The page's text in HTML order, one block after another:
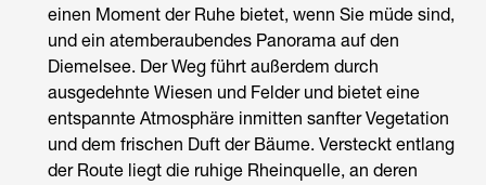
einen Moment der Ruhe bietet, wenn Sie müde sind,
und ein atemberaubendes Panorama auf den
Diemelsee. Der Weg führt außerdem durch
ausgedehnte Wiesen und Felder und bietet eine
entspannte Atmosphäre inmitten sanfter Vegetation
und dem frischen Duft der Bäume. Versteckt entlang
der Route liegt die ruhige Rheinquelle, an deren